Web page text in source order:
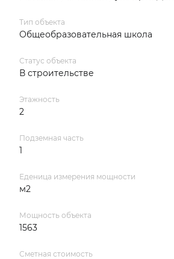
Тип объекта
Общеобразовательная школа
Статус объекта
В строительстве
Этажность
2
Подземная часть
1
Еденица измерения мощности
м2
Мощность объекта
1563
Сметная стоимость